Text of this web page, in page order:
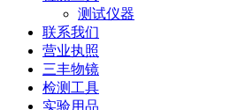
测试仪器
联系我们
营业执照
三丰物镜
检测工具
实验用品